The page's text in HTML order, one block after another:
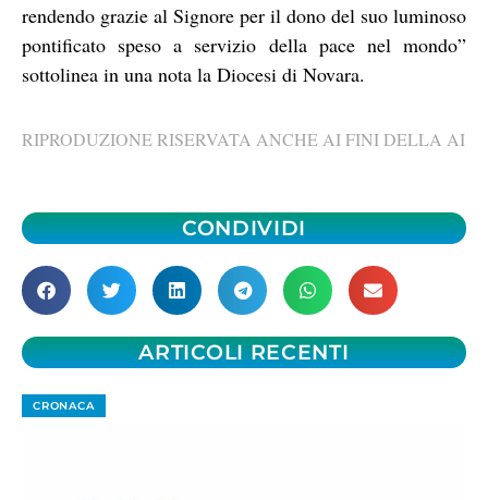
rendendo grazie al Signore per il dono del suo luminoso
pontificato speso a servizio della pace nel mondo”
sottolinea in una nota la Diocesi di Novara.
RIPRODUZIONE RISERVATA ANCHE AI FINI DELLA AI
CONDIVIDI
ARTICOLI RECENTI
CRONACA